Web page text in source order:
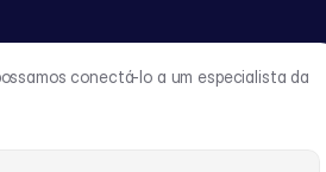
conectá-lo a um especialista da